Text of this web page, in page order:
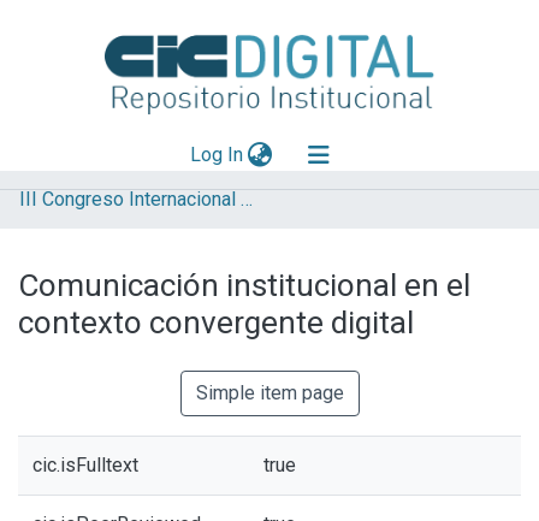
Log In(current)
Explorar
Aportar material
III Congreso Internacional de Ciencia y Tecnología
Comunicación institucional en el
contexto convergente digital
Simple item page
cic.isFulltext true